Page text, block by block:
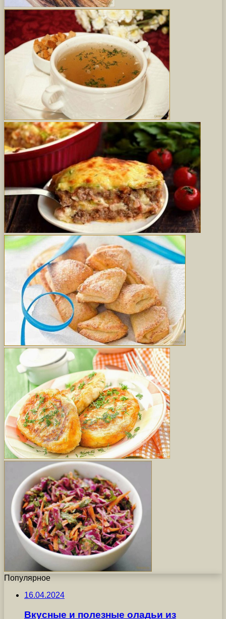
Популярное
16.04.2024
Вкусные и полезные оладьи из